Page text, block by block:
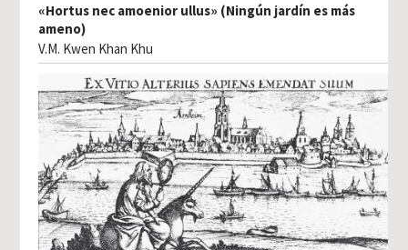
«Hortus nec amoenior ullus» (Ningún jardín es más
ameno)
V.M. Kwen Khan Khu